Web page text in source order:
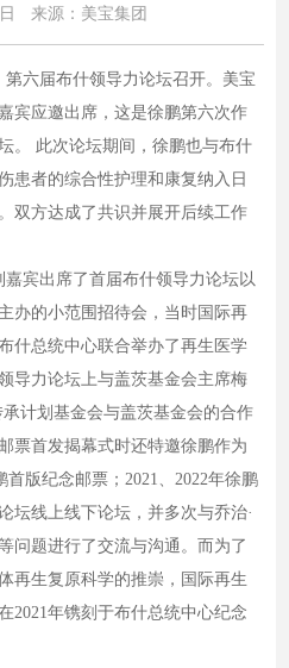
来源：美宝集团
六届布什领导力论坛召开。美宝
宾应邀出席，这是徐鹏第六次作
。 此次论坛期间，徐鹏也与布什
患者的综合性护理和康复纳入日
双方达成了共识并展开后续工作
宾出席了首届布什领导力论坛以
办的小范围招待会，当时国际再
什总统中心联合举办了再生医学
导力论坛上与盖茨基金会主席梅
计划基金会与盖茨基金会的合作
票首发揭幕式时还特邀徐鹏作为
版纪念邮票；2021、2022年徐鹏
坛线上线下论坛，并多次与乔治·
问题进行了交流与沟通。而为了
再生复原科学的推崇，国际再生
2021年镌刻于布什总统中心纪念